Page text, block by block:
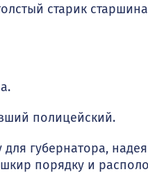
старик
полицейский.
губернатора,
порядку и